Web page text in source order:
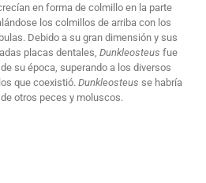
en forma de colmillo en la parte
los colmillos de arriba con los
Debido a su gran dimensión y sus
placas dentales, Dunkleosteus fue
su época, superando a los diversos
que coexistió. Dunkleosteus se habría
otros peces y moluscos.